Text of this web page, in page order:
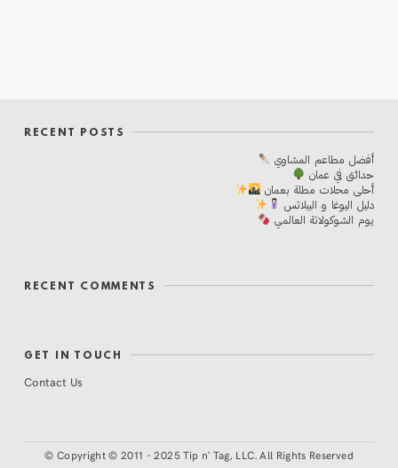
RECENT POSTS
أفضل مطاعم المشاوي
حدائق في عمان
أحلی محلات مطلة بعمان
دليل اليوغا و البيلاتس
يوم الشوكولاتة العالمي
RECENT COMMENTS
GET IN TOUCH
Contact Us
© Copyright © 2011 - 2025 Tip n' Tag, LLC. All Rights Reserved